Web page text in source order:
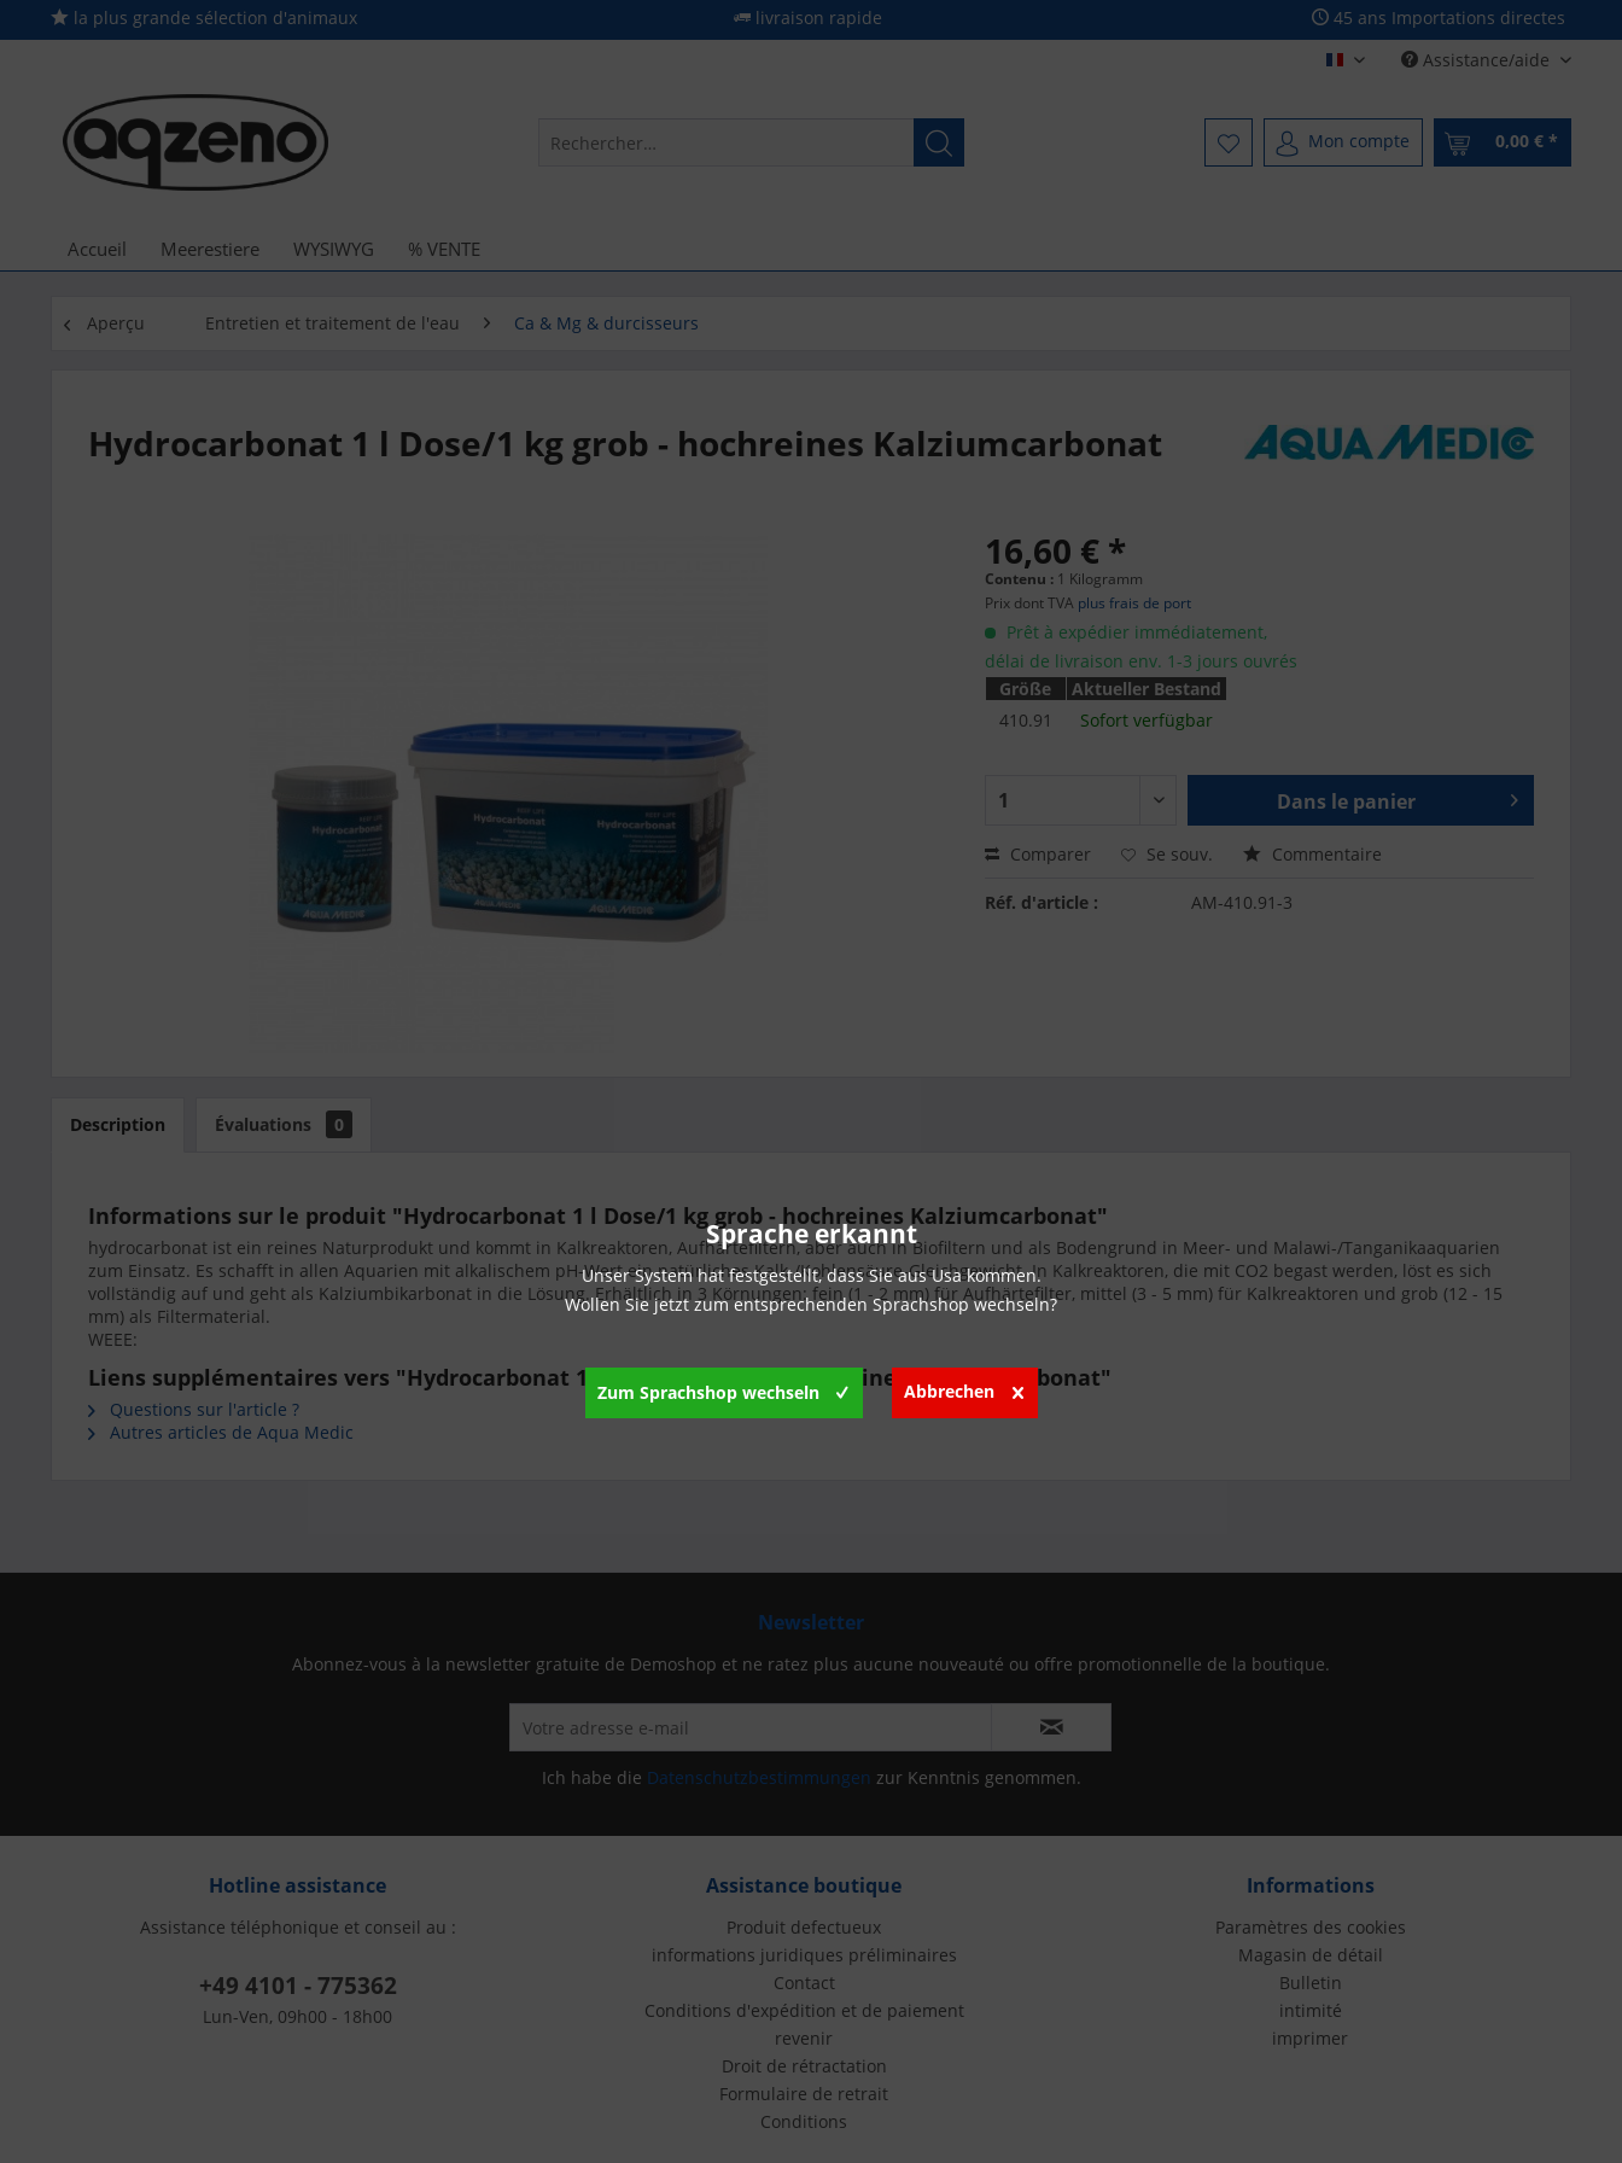
la plus grande sélection d'animaux livraison rapide 45 ans Importations directes
Französisch - French
Assistance/aide
Mon compte 0,00 € *
Accueil Meerestiere WYSIWYG % VENTE
Aperçu Entretien et traitement de l'eau Ca & Mg & durcisseurs
Hydrocarbonat 1 l Dose/1 kg grob - hochreines Kalziumcarbonat
16,60 € *
Contenu : 1 Kilogramm
Prix dont TVA plus frais de port
Prêt à expédier immédiatement,
délai de livraison env. 1-3 jours ouvrés
Größe
Aktueller Bestand
410.91
Sofort verfügbar
Dans le panier
Comparer Se souv. Commentaire
Réf. d'article : AM-410.91-3
Description Évaluations 0
Informations sur le produit "Hydrocarbonat 1 l Dose/1 kg grob - hochreines Kalziumcarbonat"
hydrocarbonat ist ein reines Naturprodukt und kommt in Kalkreaktoren, Aufhärtefiltern, aber auch in Biofiltern und als Bodengrund in Meer- und Malawi-/Tanganikaaquarien
zum Einsatz. Es schafft in allen Aquarien mit alkalischem pH-Wert ein natürliches Kalk-/Kohlensäure-Gleichgewicht. In Kalkreaktoren, die mit CO2 begast werden, löst es sich
vollständig auf und geht als Kalziumbikarbonat in die Lösung. Erhältlich in 3 Körnungen: fein (1 - 2 mm) für Aufhärtefilter, mittel (3 - 5 mm) für Kalkreaktoren und grob (12 - 15
mm) als Filtermaterial.
WEEE:
Liens supplémentaires vers "Hydrocarbonat 1 l Dose/1 kg grob - hochreines Kalziumcarbonat"
Questions sur l'article ?
Autres articles de Aqua Medic
Hotline assistance
Assistance téléphonique et conseil au :
+49 4101 - 775362
Lun-Ven, 09h00 - 18h00
Assistance boutique
Produit defectueux
informations juridiques préliminaires
Contact
Conditions d'expédition et de paiement
revenir
Droit de rétractation
Formulaire de retrait
Conditions
Informations
Paramètres des cookies
Magasin de détail
Bulletin
intimité
imprimer
Newsletter
Abonnez-vous à la newsletter gratuite de Demoshop et ne ratez plus aucune nouveauté ou offre promotionnelle de la boutique.
Ich habe die Datenschutzbestimmungen zur Kenntnis genommen.
Sprache erkannt
Unser System hat festgestellt, dass Sie aus Usa kommen.
Wollen Sie jetzt zum entsprechenden Sprachshop wechseln?
Zum Sprachshop wechseln Abbrechen